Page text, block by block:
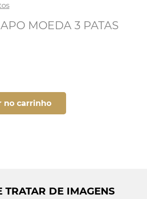
MOEDA 3 PATAS
no carrinho
TRATAR DE IMAGENS